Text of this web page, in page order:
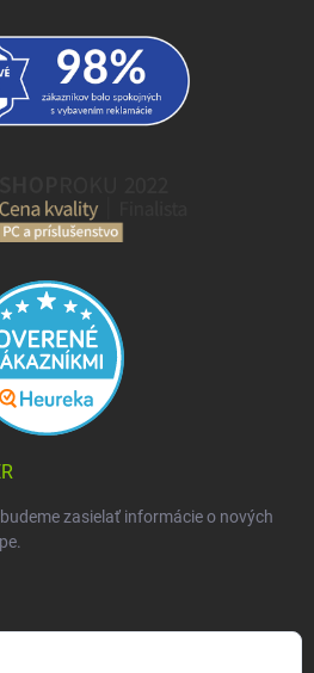
zasielať informácie o nových